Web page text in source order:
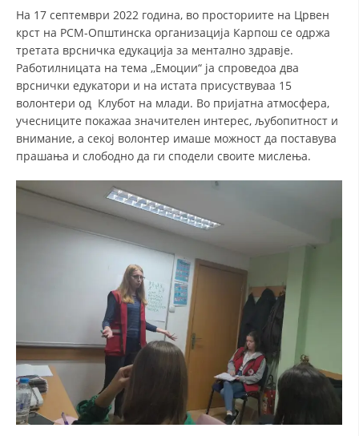
ПРИРАЧНИЦИ
ЕДУКАТИВНО ИНФОРМАТИВНИ МАТЕРИЈАЛИ
ПОСТЕРИ
ПРЕЗЕНТАЦИИ
На 17 септември 2022 година, во просториите на Црвен
крст на РСМ-Општинска организација Карпош се одржа
третата врсничка едукација за ментално здравје.
Работилницата на тема ,,Емоции“ ја спроведоа два
врснички едукатори и на истата присуствуваа 15
волонтери од Клубот на млади. Во пријатна атмосфера,
учесниците покажаа значителен интерес, љубопитност и
внимание, а секој волонтер имаше можност да поставува
прашања и слободно да ги сподели своите мислења.